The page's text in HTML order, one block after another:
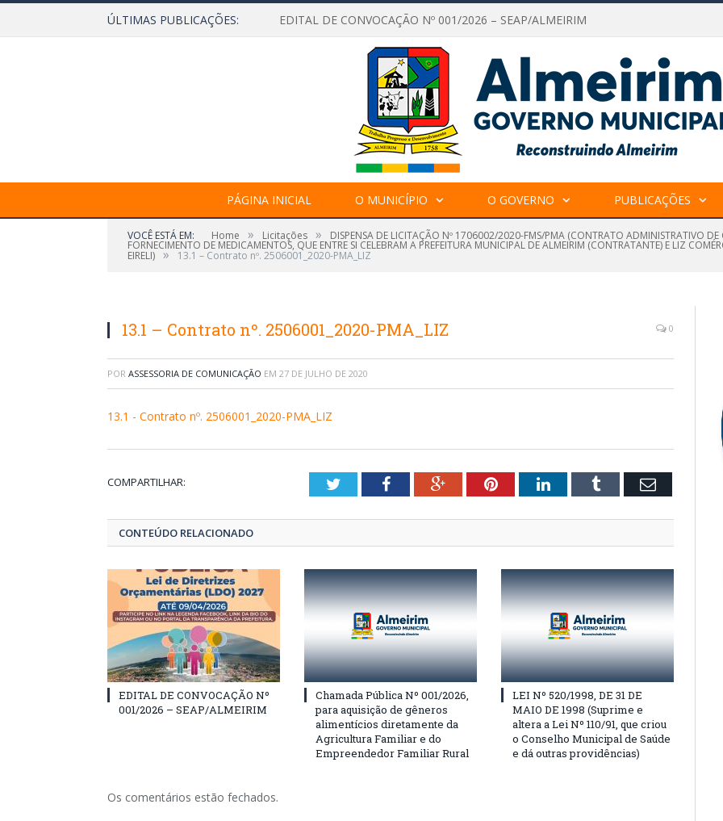
ÚLTIMAS PUBLICAÇÕES: EDITAL DE CONVOCAÇÃO Nº 001/2026 – SEAP/ALMEIRIM
PÁGINA INICIAL O MUNICÍPIO O GOVERNO PUBLICAÇÕES
VOCÊ ESTÁ EM: Home » Licitações » DISPENSA DE LICITAÇÃO Nº 1706002/2020-FMS/PMA (CONTRATO ADMINISTRATIVO DE
FORNECIMENTO DE MEDICAMENTOS, QUE ENTRE SI CELEBRAM A PREFEITURA MUNICIPAL DE ALMEIRIM (CONTRATANTE) E LIZ
EIRELI) » 13.1 – Contrato nº. 2506001_2020-PMA_LIZ
13.1 – Contrato nº. 2506001_2020-PMA_LIZ 0
POR ASSESSORIA DE COMUNICAÇÃO EM 27 DE JULHO DE 2020
13.1 - Contrato nº. 2506001_2020-PMA_LIZ
COMPARTILHAR: TwitterFacebookGoogle+PinterestLinkedInTumblr Email
CONTEÚDO RELACIONADO
EDITAL DE CONVOCAÇÃO Nº
001/2026 – SEAP/ALMEIRIM
Chamada Pública Nº 001/2026,
para aquisição de gêneros
alimentícios diretamente da
Agricultura Familiar e do
Empreendedor Familiar Rural
LEI Nº 520/1998, DE 31 DE
MAIO DE 1998 (Suprime e
altera a Lei Nº 110/91, que criou
o Conselho Municipal de Saúde
e dá outras providências)
Os comentários estão fechados.